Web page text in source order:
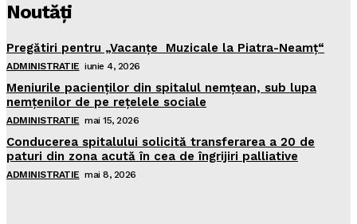
Noutăţi
Pregătiri pentru „Vacanţe Muzicale la Piatra-Neamţ“
ADMINISTRATIE iunie 4, 2026
Meniurile pacienţilor din spitalul nemţean, sub lupa
nemţenilor de pe reţelele sociale
ADMINISTRATIE mai 15, 2026
Conducerea spitalului solicită transferarea a 20 de
paturi din zona acută în cea de îngrijiri palliative
ADMINISTRATIE mai 8, 2026